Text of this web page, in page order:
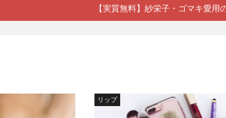
【実質無料】紗栄子・ゴマキ愛
リップ